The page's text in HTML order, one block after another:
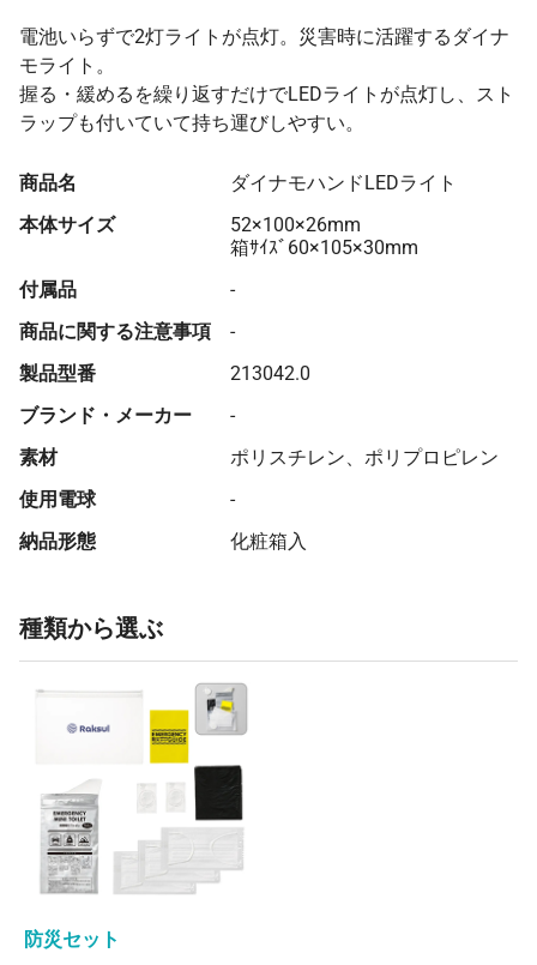
電池いらずで2灯ライトが点灯。災害時に活躍するダイナ
モライト。
握る・緩めるを繰り返すだけでLEDライトが点灯し、スト
ラップも付いていて持ち運びしやすい。
商品名
ダイナモハンドLEDライト
本体サイズ
52×100×26mm
箱ｻｲｽﾞ60×105×30mm
付属品
-
商品に関する注意事項
-
製品型番
213042.0
ブランド・メーカー
-
素材
ポリスチレン、ポリプロピレン
使用電球
-
納品形態
化粧箱入
種類から選ぶ
防災セット